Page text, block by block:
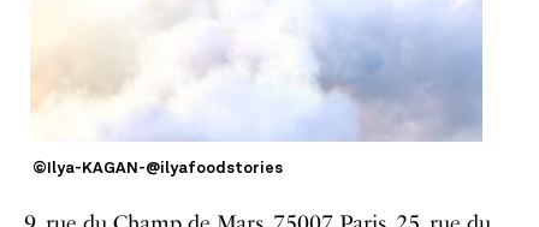
©Ilya-KAGAN-@ilyafoodstories